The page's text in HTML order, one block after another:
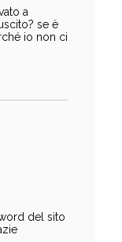
a
se è
io non ci
del sito